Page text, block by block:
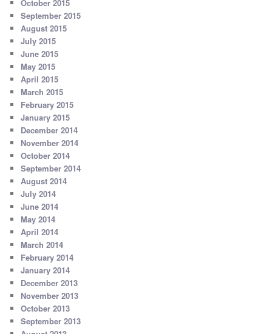
October 2015
September 2015
August 2015
July 2015
June 2015
May 2015
April 2015
March 2015
February 2015
January 2015
December 2014
November 2014
October 2014
September 2014
August 2014
July 2014
June 2014
May 2014
April 2014
March 2014
February 2014
January 2014
December 2013
November 2013
October 2013
September 2013